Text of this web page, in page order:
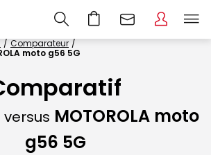
Comparateur
moto g56 5G
versus MOTOROLA moto
g56 5G